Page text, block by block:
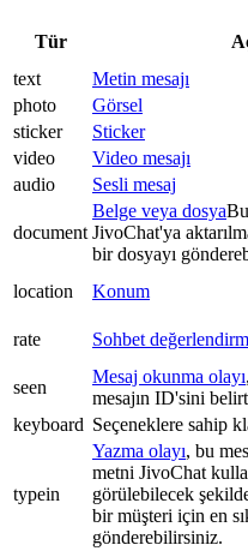
Tür
text
Metin mesajı
photo
Görsel
sticker
Sticker
video
Video mesajı
audio
Sesli mesaj
document
Belge veya dosya
JivoChat'ya
bir dosyayı
location Konum
rate
Sohbet
seen
Mesaj okunma olayı
mesajın ID'sini
keyboard Seçeneklere sahip
typein
Yazma olayı, bu
metni JivoChat
görülebilecek
bir müşteri için en
gönderebilirsiniz.